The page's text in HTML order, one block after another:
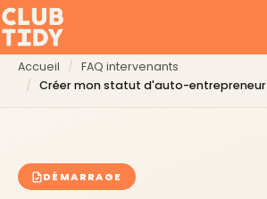
Accueil
FAQ intervenants
Créer mon statut d'auto-entrepreneur
DÉMARRAGE